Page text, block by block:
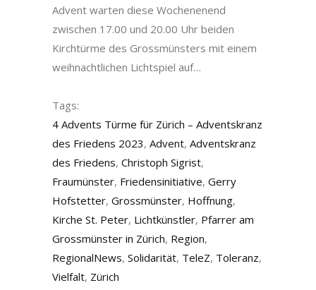
Advent warten diese Wochenenend
zwischen 17.00 und 20.00 Uhr beiden
Kirchtürme des Grossmünsters mit einem
weihnachtlichen Lichtspiel auf…
Tags:
4 Advents Türme für Zürich – Adventskranz
des Friedens 2023, Advent, Adventskranz
des Friedens, Christoph Sigrist,
Fraumünster, Friedensinitiative, Gerry
Hofstetter, Grossmünster, Hoffnung,
Kirche St. Peter, Lichtkünstler, Pfarrer am
Grossmünster in Zürich, Region,
RegionalNews, Solidarität, TeleZ, Toleranz,
Vielfalt, Zürich